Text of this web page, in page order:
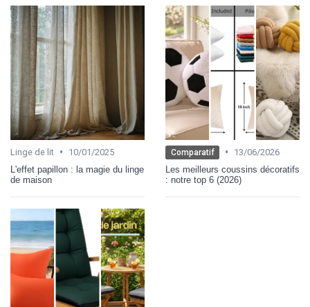
Linge de lit •
10/01/2025
L'effet papillon : la magie du linge
de maison
Comparatif •
13/06/2026
Les meilleurs coussins décoratifs
: notre top 6 (2026)